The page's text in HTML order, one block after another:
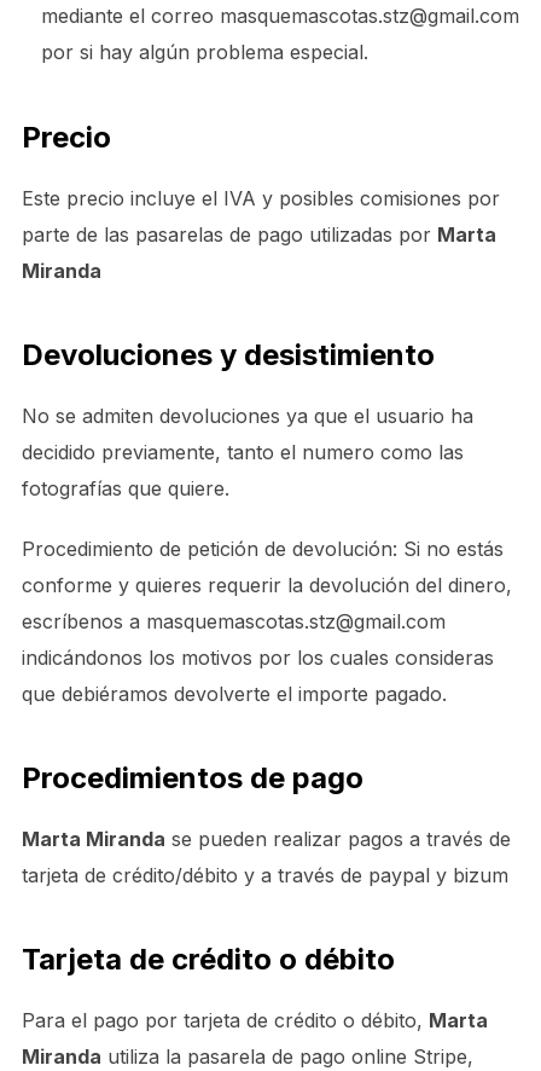
mediante el correo masquemascotas.stz@gmail.com
por si hay algún problema especial.
Precio
Este precio incluye el IVA y posibles comisiones por
parte de las pasarelas de pago utilizadas por Marta
Miranda
Devoluciones y desistimiento
No se admiten devoluciones ya que el usuario ha
decidido previamente, tanto el numero como las
fotografías que quiere.
Procedimiento de petición de devolución: Si no estás
conforme y quieres requerir la devolución del dinero,
escríbenos a masquemascotas.stz@gmail.com
indicándonos los motivos por los cuales consideras
que debiéramos devolverte el importe pagado.
Procedimientos de pago
Marta Miranda se pueden realizar pagos a través de
tarjeta de crédito/débito y a través de paypal y bizum
Tarjeta de crédito o débito
Para el pago por tarjeta de crédito o débito, Marta
Miranda utiliza la pasarela de pago online Stripe,